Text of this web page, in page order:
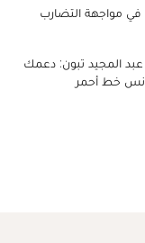
في مواجهة التضارب
عبد المجيد تبون: دعمك
خط أحمر